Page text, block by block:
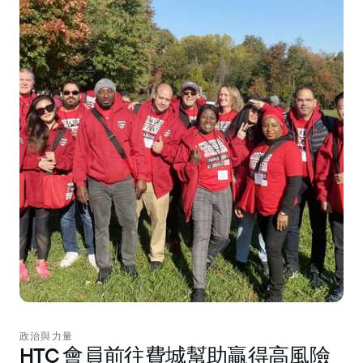
政治與力量
HTC 會員前往費城幫助贏得高風險